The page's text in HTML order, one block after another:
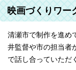
映画づくりワー
清瀬市で制作を進め
井監督や市の担当者
で話し合っていただ